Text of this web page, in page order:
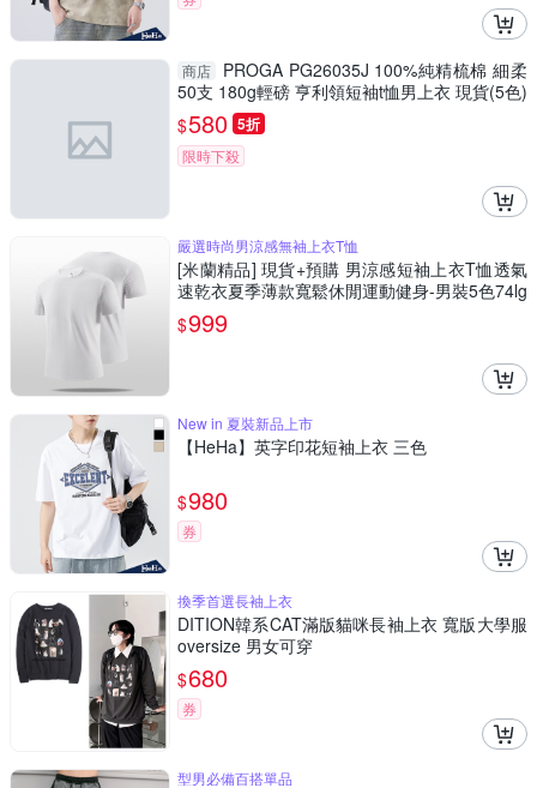
商店
PROGA PG26035J 100%純精梳棉 細柔
50支 180g輕磅 亨利領短袖t恤男上衣 現貨(5色)
親膚低敏 輕盈透氣
$580 5折
限時下殺
嚴選時尚男涼感無袖上衣T恤
[米蘭精品] 現貨+預購 男涼感短袖上衣T恤透氣
速乾衣夏季薄款寬鬆休閒運動健身-男裝5色74lg
34
$999
New in 夏裝新品上市
【HeHa】英字印花短袖上衣 三色
$980
券
換季首選長袖上衣
DITION韓系CAT滿版貓咪長袖上衣 寬版大學服
oversize 男女可穿
$680
券
型男必備百搭單品